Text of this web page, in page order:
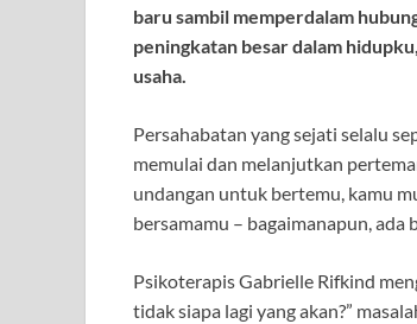
baru sambil memperdalam
peningkatan besar dalam
usaha.
Persahabatan yang sejati selalu
memulai dan melanjutkan
undangan untuk bertemu, kamu
bersamamu – bagaimanapun,
Psikoterapis Gabrielle Rifkind
tidak siapa lagi yang akan?”